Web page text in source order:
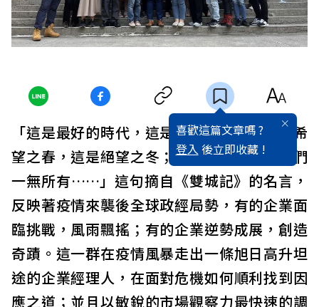
喜歡這篇文章嗎 ?
登入 後立即收藏 !
「這是最好的時代，這是最壞的時代；這是希
望之春，這是絕望之冬；我們應有盡有，我們
一無所有……」這句摘自《雙城記》的名言，
反映著疫情來襲後全球政經局勢，有的企業面
臨挑戰，風雨飄搖；有的企業逆勢成展，創造
奇蹟。這一群在疫情風暴走出一條旭日高升坦
途的企業經理人，在面對危機如何順利找到因
應之道；並且以敏銳的市場觀察力最快速的調